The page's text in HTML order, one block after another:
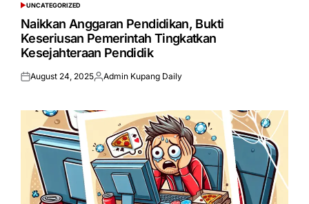
POSTED
IN
UNCATEGORIZED
Naikkan Anggaran Pendidikan, Bukti
Keseriusan Pemerintah Tingkatkan
Kesejahteraan Pendidik
Posted
August 24, 2025Posted
Admin Kupang Daily